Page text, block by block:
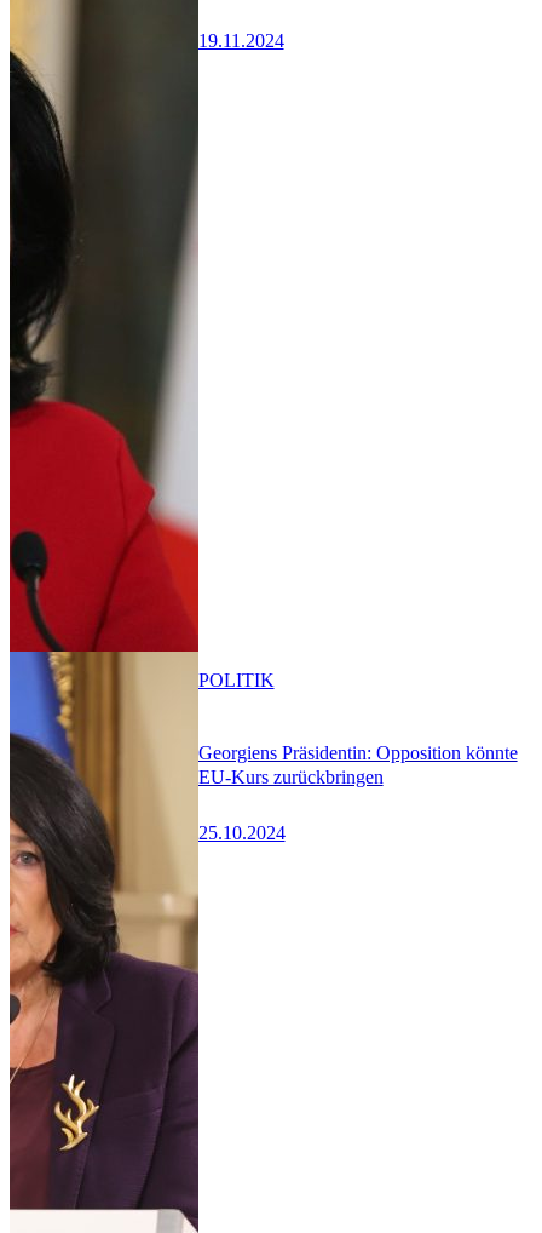
19.11.2024
Georgiens Präsidentin: Opposition könnte
EU-Kurs zurückbringen
25.10.2024
POLITIK